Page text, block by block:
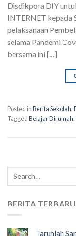
Disdikpora DIY
INTERNET kepada
pelaksanaan
selama Pandemi
bersama ini […]
Posted inBerita Sekolah,
TaggedBelajar Dirumah,
BERITA TERBARU
Taruhlah